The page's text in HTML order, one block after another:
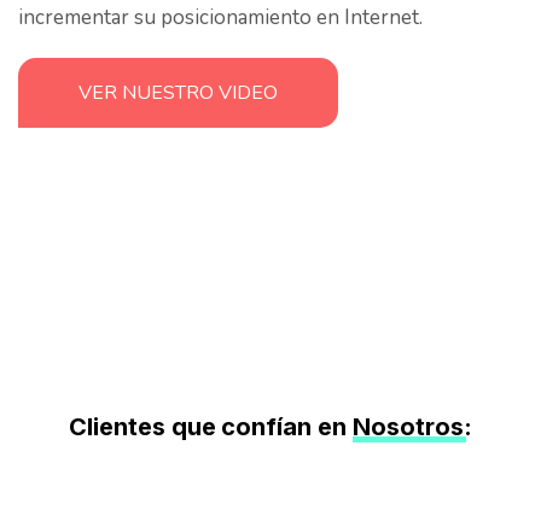
incrementar su posicionamiento en Internet.
VER NUESTRO VIDEO
Clientes que confían en Nosotros: